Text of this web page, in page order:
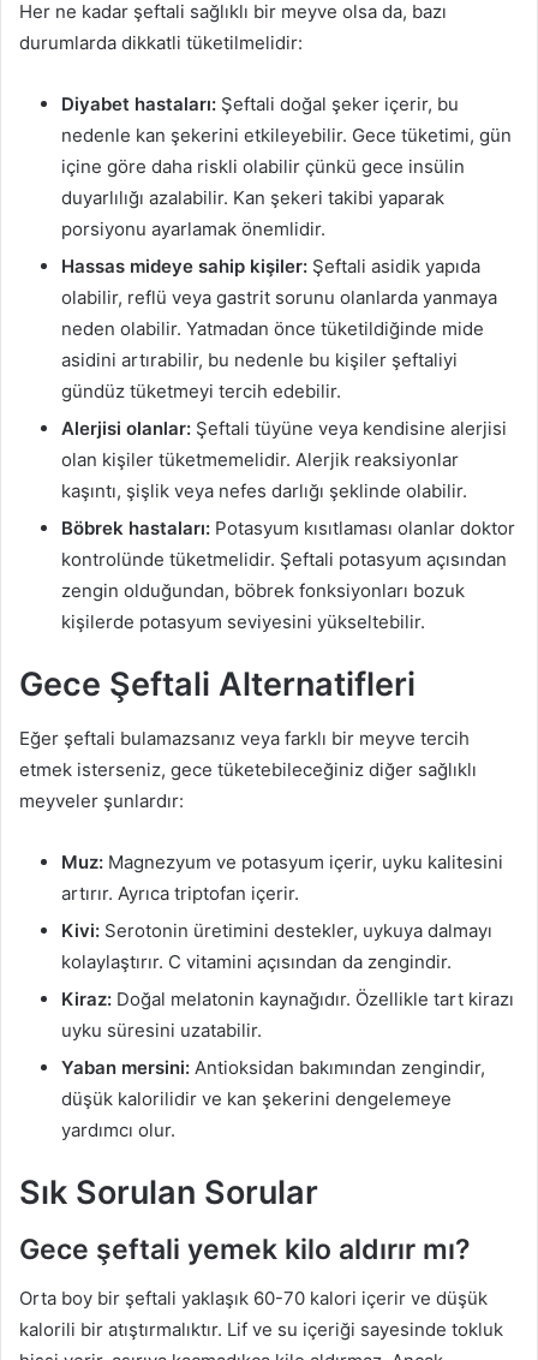
Her ne kadar şeftali sağlıklı bir meyve olsa da, bazı
durumlarda dikkatli tüketilmelidir:
Diyabet hastaları: Şeftali doğal şeker içerir, bu
nedenle kan şekerini etkileyebilir. Gece tüketimi, gün
içine göre daha riskli olabilir çünkü gece insülin
duyarlılığı azalabilir. Kan şekeri takibi yaparak
porsiyonu ayarlamak önemlidir.
Hassas mideye sahip kişiler: Şeftali asidik yapıda
olabilir, reflü veya gastrit sorunu olanlarda yanmaya
neden olabilir. Yatmadan önce tüketildiğinde mide
asidini artırabilir, bu nedenle bu kişiler şeftaliyi
gündüz tüketmeyi tercih edebilir.
Alerjisi olanlar: Şeftali tüyüne veya kendisine alerjisi
olan kişiler tüketmemelidir. Alerjik reaksiyonlar
kaşıntı, şişlik veya nefes darlığı şeklinde olabilir.
Böbrek hastaları: Potasyum kısıtlaması olanlar doktor
kontrolünde tüketmelidir. Şeftali potasyum açısından
zengin olduğundan, böbrek fonksiyonları bozuk
kişilerde potasyum seviyesini yükseltebilir.
Gece Şeftali Alternatifleri
Eğer şeftali bulamazsanız veya farklı bir meyve tercih
etmek isterseniz, gece tüketebileceğiniz diğer sağlıklı
meyveler şunlardır:
Muz: Magnezyum ve potasyum içerir, uyku kalitesini
artırır. Ayrıca triptofan içerir.
Kivi: Serotonin üretimini destekler, uykuya dalmayı
kolaylaştırır. C vitamini açısından da zengindir.
Kiraz: Doğal melatonin kaynağıdır. Özellikle tart kirazı
uyku süresini uzatabilir.
Yaban mersini: Antioksidan bakımından zengindir,
düşük kalorilidir ve kan şekerini dengelemeye
yardımcı olur.
Sık Sorulan Sorular
Gece şeftali yemek kilo aldırır mı?
Orta boy bir şeftali yaklaşık 60-70 kalori içerir ve düşük
kalorili bir atıştırmalıktır. Lif ve su içeriği sayesinde tokluk